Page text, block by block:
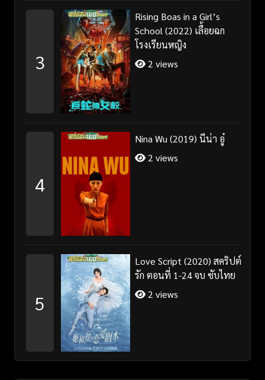
3
Rising Boas in a Girl’s
School (2022) เลื้อยฉก
โรงเรียนหญิง
2 views
4
Nina Wu (2019) นีน่า อู๋
2 views
5
Love Script (2020) สคริปต์
รัก ตอนที่ 1-24 จบ ซับไทย
2 views